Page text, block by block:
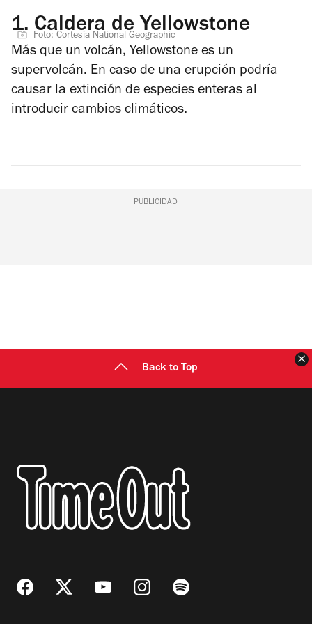
1. Caldera de Yellowstone
Foto: Cortesía National Geographic
Más que un volcán, Yellowstone es un
supervolcán. En caso de una erupción podría
causar la extinción de especies enteras al
introducir cambios climáticos.
PUBLICIDAD
Back to Top